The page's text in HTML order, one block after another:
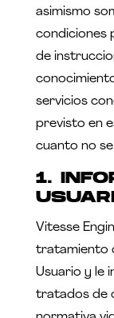
asimismo
condiciones
de
servicios
previsto en
cuanto no
1.
Vitesse
tratamiento
Usuario y le
tratados de